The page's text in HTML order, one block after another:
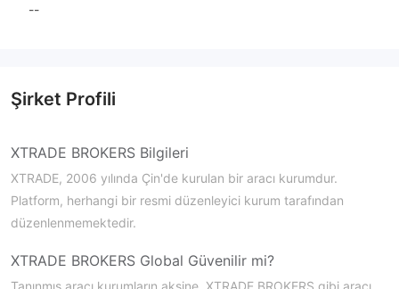
--
Şirket Profili
XTRADE BROKERS Bilgileri
XTRADE, 2006 yılında Çin'de kurulan bir aracı kurumdur.
Platform, herhangi bir resmi düzenleyici kurum tarafından
düzenlenmemektedir.
XTRADE BROKERS Global Güvenilir mi?
Tanınmış aracı kurumların aksine, XTRADE BROKERS gibi aracı